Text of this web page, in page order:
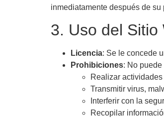
inmediatamente después de
3. Uso del Sitio
Licencia: Se le concede
Prohibiciones: No
Realizar
Transmitir virus,
Interferir con la
Recopilar